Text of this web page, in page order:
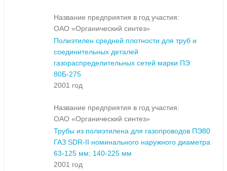
Название предприятия в год участия:
ОАО «Органический синтез»
Полиэтилен средней плотности для труб и
соединительных деталей
газораспределительных сетей марки ПЭ
80Б-275
2001 год
Название предприятия в год участия:
ОАО «Органический синтез»
Трубы из полиэтилена для газопроводов ПЭ80
ГАЗ SDR-II номинального наружного диаметра
63-125 мм; 140-225 мм
2001 год